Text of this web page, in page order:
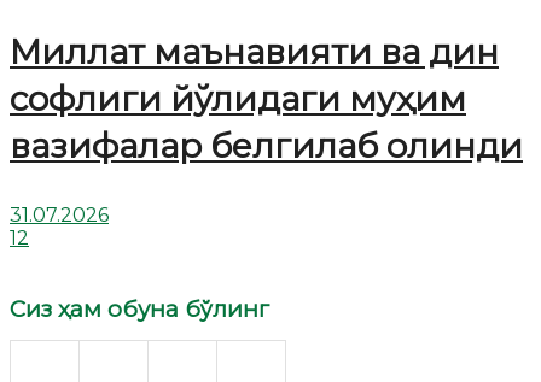
Миллат маънавияти ва дин
софлиги йўлидаги муҳим
вазифалар белгилаб олинди
31.07.2026
12
Сиз ҳам обуна бўлинг